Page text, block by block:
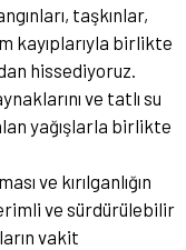
taşkınlar,
kayıplarıyla birlikte
hissediyoruz.
ve tatlı su
yağışlarla birlikte
ve kırılganlığın
ve sürdürülebilir
vakit